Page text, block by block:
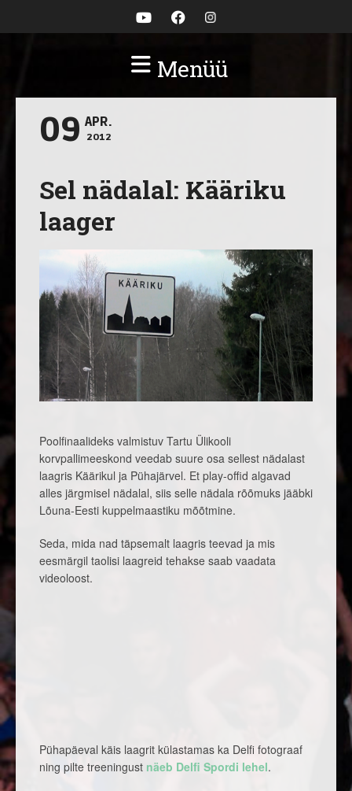
Menüü
09 APR.
2012
Sel nädalal: Kääriku
laager
Poolfinaalideks valmistuv Tartu Ülikooli
korvpallimeeskond veedab suure osa sellest nädalast
laagris Käärikul ja Pühajärvel. Et play-offid algavad
alles järgmisel nädalal, siis selle nädala rõõmuks jääbki
Lõuna-Eesti kuppelmaastiku mõõtmine.
Seda, mida nad täpsemalt laagris teevad ja mis
eesmärgil taolisi laagreid tehakse saab vaadata
videoloost.
Pühapäeval käis laagrit külastamas ka Delfi fotograaf
ning pilte treeningust näeb Delfi Spordi lehel.